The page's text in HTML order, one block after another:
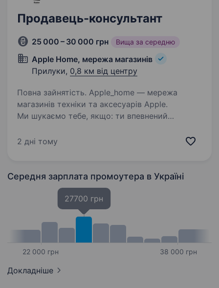
Продавець-консультант
25 000 – 30 000 грн Вища за середню
Apple Home, мережа магазинів
Прилуки, 0,8 км від центру
Повна зайнятість. Apple_home — мережа
магазинів техніки та аксесуарів Apple.
Ми шукаємо тебе, якщо: ти впевнений
на продукції Apple; любиш спілкуватися
2 дні тому
Середня зарплата промоутера в Україні
22 000 грн
27700 грн
38 000 грн
Докладніше